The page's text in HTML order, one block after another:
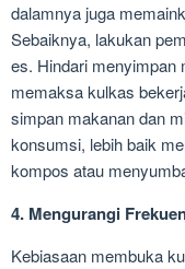
dalamnya juga
Sebaiknya, lakukan
es. Hindari menyimpan
memaksa kulkas
simpan makanan dan
konsumsi, lebih baik
kompos atau
4. Mengurangi
Kebiasaan membuka